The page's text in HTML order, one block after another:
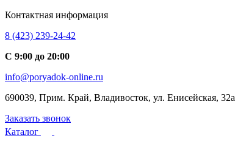
Контактная информация
8 (423) 239-24-42
С 9:00 до 20:00
info@poryadok-online.ru
690039, Прим. Край, Владивосток, ул. Енисейская, 32а
Заказать звонок
Каталог